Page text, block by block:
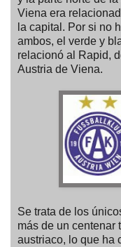
Viena era
la capital. Por si no
ambos, el verde y
relacionó al Rapid,
Austria de Viena.
Se trata de los
más de un centenar
austriaco, lo que ha